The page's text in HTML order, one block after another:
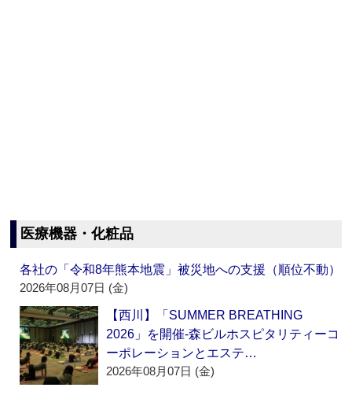
医療機器・化粧品
各社の「令和8年熊本地震」被災地への支援（順位不動）
2026年08月07日 (金)
【西川】「SUMMER BREATHING
2026」を開催‐森ビルホスピタリティーコ
ーポレーションとエステ…
2026年08月07日 (金)